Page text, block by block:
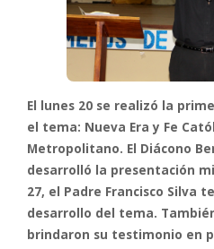
El lunes 20 se realizó la
el tema: Nueva Era y Fe
Metropolitano. El Diácono
desarrolló la presentación
27, el Padre Francisco Silva
desarrollo del tema.
brindaron su testimonio en